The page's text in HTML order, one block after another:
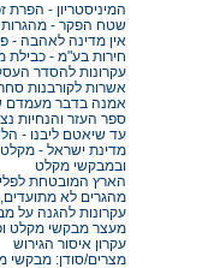
המיניסטריון - הפרת
שטח הפקר - מהגרות
אין מדינה לאהבה -
חירות בע"מ - כבילת
עקרונות להסדר
אשרות לקורבנות
אמנה בדבר מעמדם
ספר העזר והנחיות
עד שיאטם ליבנו -
מדינת ישראל -
ובמבקשי מקלט
הארץ המובטחת
מהגרים לא
עקרונות להגנה על
מעצר מבקשי מקלט
עקרון איסור הגירוש
מצרים/סודן: מבקשי